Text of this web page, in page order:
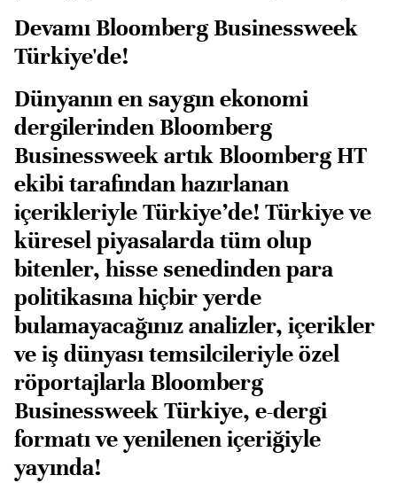
Devamı Bloomberg Businessweek
Türkiye'de!
Dünyanın en saygın ekonomi
dergilerinden Bloomberg
Businessweek artık Bloomberg HT
ekibi tarafından hazırlanan
içerikleriyle Türkiye’de! Türkiye ve
küresel piyasalarda tüm olup
bitenler, hisse senedinden para
politikasına hiçbir yerde
bulamayacağınız analizler, içerikler
ve iş dünyası temsilcileriyle özel
röportajlarla Bloomberg
Businessweek Türkiye, e-dergi
formatı ve yenilenen içeriğiyle
yayında!